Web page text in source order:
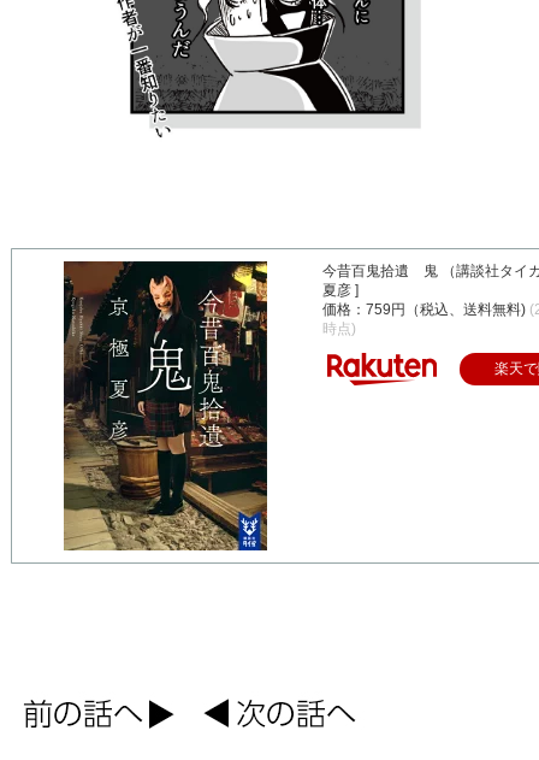
今昔百鬼拾遺 鬼 （講談社タイ
夏彦 ]
価格：759円（税込、送料無料)
時点)
楽天